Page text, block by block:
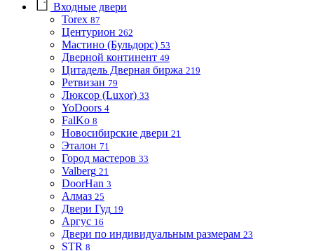
Входные двери
Torex 87
Центурион 262
Мастино (Бульдорс) 53
Дверной континент 49
Цитадель Дверная биржа 219
Ретвизан 79
Люксор (Luxor) 33
YoDoors 4
FalKo 8
Новосибирские двери 21
Эталон 71
Город мастеров 33
Valberg 21
DoorHan 3
Алмаз 25
Двери Гуд 19
Аргус 16
Двери по индивидуальным размерам 23
STR 8